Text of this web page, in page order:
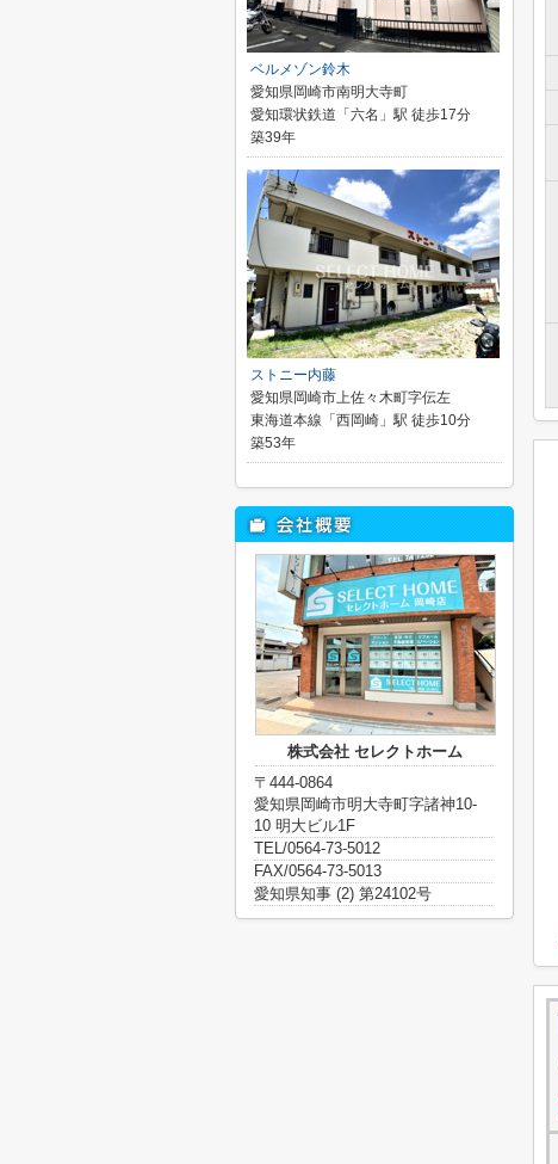
ベルメゾン鈴木
愛知県岡崎市南明大寺町
愛知環状鉄道「六名」駅 徒歩17分
築39年
ストニー内藤
愛知県岡崎市上佐々木町字伝左
東海道本線「西岡崎」駅 徒歩10分
築53年
株式会社 セレクトホーム
〒444-0864
愛知県岡崎市明大寺町字諸神10-
10 明大ビル1F
TEL/0564-73-5012
FAX/0564-73-5013
愛知県知事 (2) 第24102号